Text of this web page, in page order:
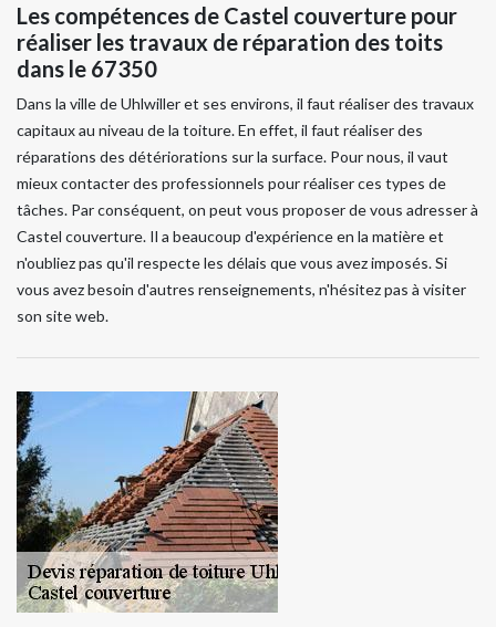
Les compétences de Castel couverture pour
réaliser les travaux de réparation des toits
dans le 67350
Dans la ville de Uhlwiller et ses environs, il faut réaliser des travaux
capitaux au niveau de la toiture. En effet, il faut réaliser des
réparations des détériorations sur la surface. Pour nous, il vaut
mieux contacter des professionnels pour réaliser ces types de
tâches. Par conséquent, on peut vous proposer de vous adresser à
Castel couverture. Il a beaucoup d'expérience en la matière et
n'oubliez pas qu'il respecte les délais que vous avez imposés. Si
vous avez besoin d'autres renseignements, n'hésitez pas à visiter
son site web.